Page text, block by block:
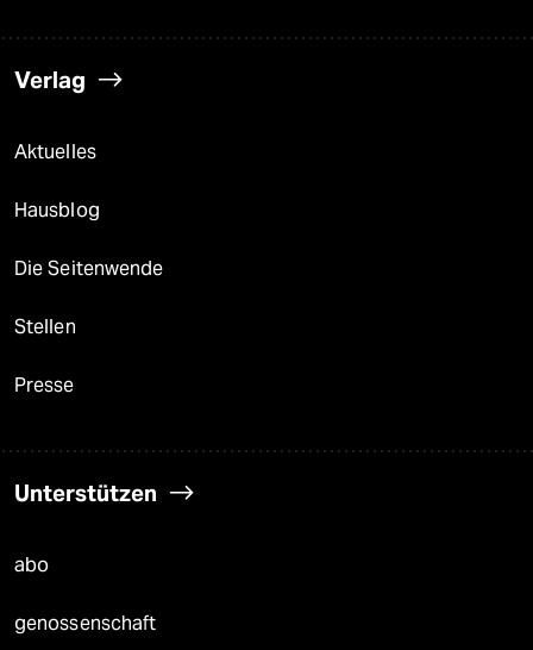
Verlag
Aktuelles
Hausblog
Die Seitenwende
Stellen
Presse
Unterstützen
abo
genossenschaft